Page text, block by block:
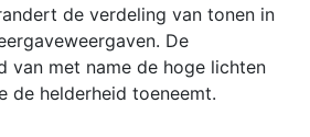
de verdeling van tonen in
De
van met name de hoge lichten
de helderheid toeneemt.